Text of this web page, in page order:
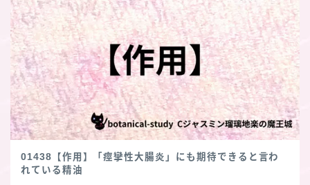
01438【作用】「痙攣性大腸炎」にも期待できると言わ
れている精油